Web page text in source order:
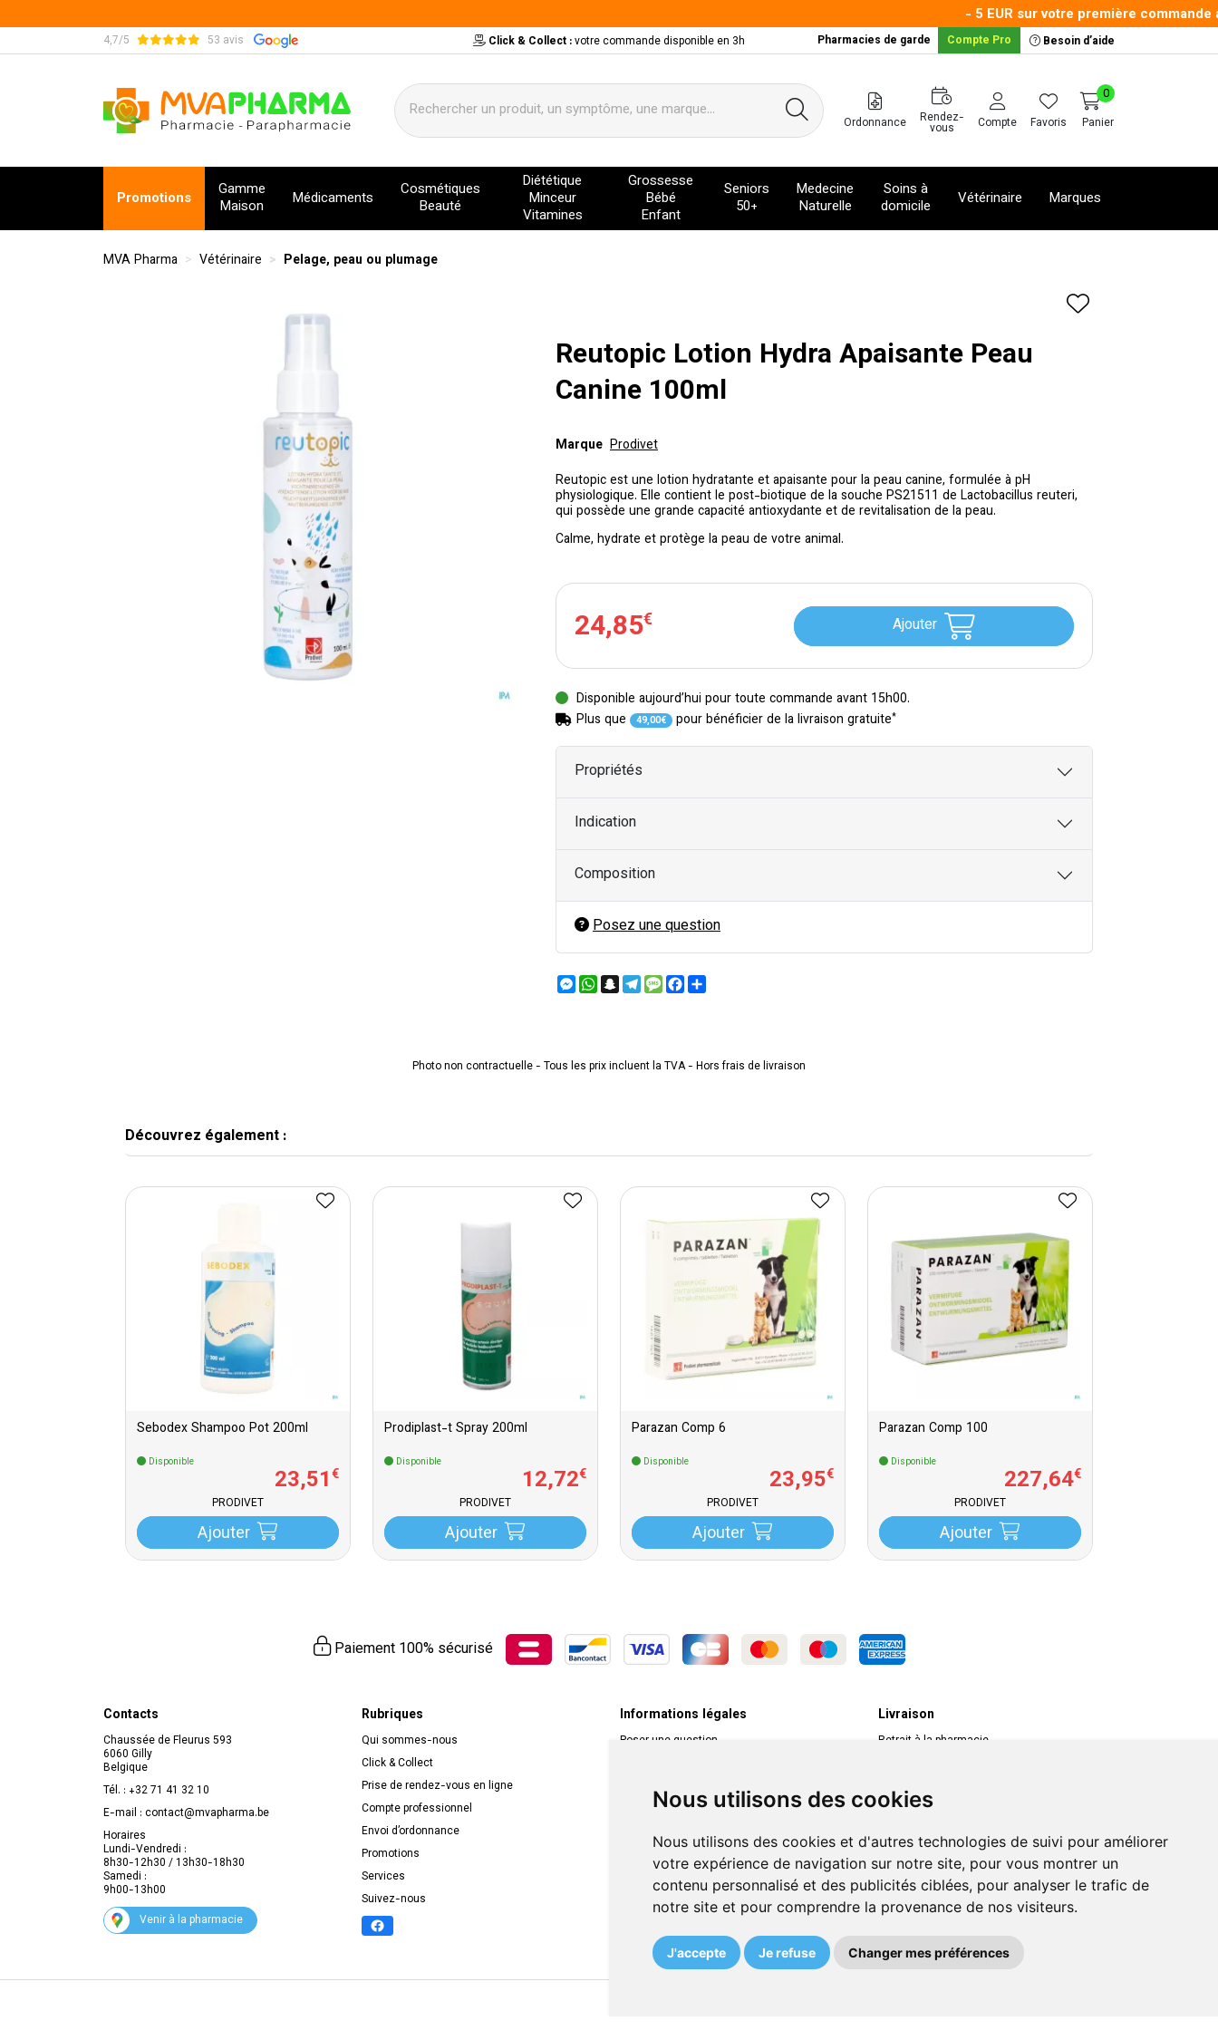
Nous utilisons des cookies
Nous utilisons des cookies et d'autres technologies de suivi pour améliorer
votre expérience de navigation sur notre site, pour vous montrer un
contenu personnalisé et des publicités ciblées, pour analyser le trafic de
notre site et pour comprendre la provenance de nos visiteurs.
J'accepte Je refuse Changer mes préférences
- 5 EUR sur votre première commande
4,7/5 53 avis Click & Collect :votre commande disponible en 3h Pharmacies de garde Compte Pro Besoin d’aide
MVA Pharma Votre pharmacie en ligne à votre service Ordonnance Rendez-
vous Compte Favoris Panier
0
Promotions
Gamme
Maison
Médicaments
Cosmétiques
Beauté
Diététique
Minceur
Vitamines
Grossesse
Bébé
Enfant
Seniors
50+
Medecine
Naturelle
Soins à
domicile
Vétérinaire Marques
MVA Pharma Vétérinaire Pelage, peau ou plumage
Reutopic Lotion Hydra Apaisante Peau
Canine 100ml
Marque Prodivet
Reutopic est une lotion hydratante et apaisante pour la peau canine, formulée à pH
physiologique. Elle contient le post-biotique de la souche PS21511 de Lactobacillus reuteri,
qui possède une grande capacité antioxydante et de revitalisation de la peau.
Calme, hydrate et protège la peau de votre animal.
24,85€ Ajouter
Disponible aujourd’hui pour toute commande avant 15h00.
Plus que
49,00€ pour bénéficier de la livraison gratuite*
Propriétés
Indication
Composition
Posez une question
Messenger
WhatsApp
Snapchat
Telegram
MessageFacebook
Photo non contractuelle - Tous les prix incluent la TVA - Hors frais de livraison
Découvrez également :
Sebodex Shampoo Pot 200ml
Disponible
23,51€
PRODIVET
Ajouter
Prodiplast-t Spray 200ml
Disponible
12,72€
PRODIVET
Ajouter
Parazan Comp 6
Disponible
23,95€
PRODIVET
Ajouter
Parazan Comp 100
Disponible
227,64€
PRODIVET
Ajouter
Paiement 100% sécurisé
Contacts
Chaussée de Fleurus 593
6060 Gilly
Belgique
Tél. : +32 71 41 32 10
E-mail : contact@mvapharma.be
Horaires
Lundi-Vendredi :
8h30-12h30 / 13h30-18h30
Samedi :
9h00-13h00
Venir à la pharmacie
Rubriques
Qui sommes-nous
Click & Collect
Prise de rendez-vous en ligne
Compte professionnel
Envoi d’ordonnance
Promotions
Services
Suivez-nous
Informations légales
Poser une question
Mes préférences Cookies
Véronique Vos
APB 522709
Livraison
Retrait à la pharmacie
Livraison dans un Point Relais